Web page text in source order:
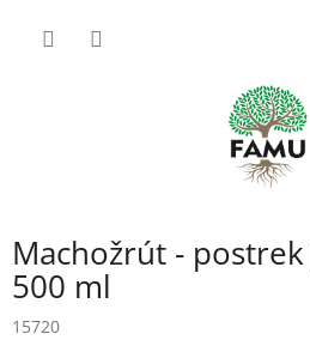
Machožrút -
500 ml
15720